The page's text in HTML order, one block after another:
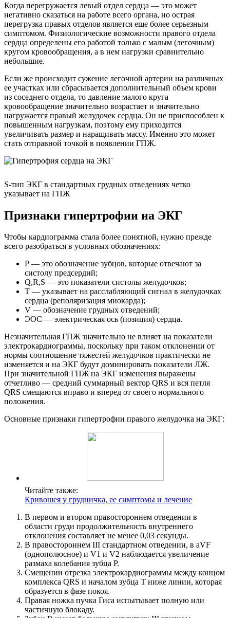
Когда перегружается левый отдел сердца — это может
негативно сказаться на работе всего органа, но острая
перегрузка правых отделов является еще более серьезным
симптомом. Физиологические возможности правого отдела
сердца определены его работой только с малым (легочным)
кругом кровообращения, а в нем нагрузки сравнительно
небольшие.
Если же происходит сужение легочной артерии на различных
ее участках или сбрасывается дополнительный объем крови
из соседнего отдела, то давление малого круга
кровообращение значительно возрастает и значительно
нагружается правый желудочек сердца. Он не приспособлен к
повышенным нагрузкам, поэтому ему приходится
увеличивать размер и наращивать массу. Именно это может
стать отправной точкой в появлении ГПЖ.
S-тип ЭКГ в стандартных грудных отведениях четко
указывает на ГПЖ
Признаки гипертрофии на ЭКГ
Чтобы кардиограмма стала более понятной, нужно прежде
всего разобраться в условных обозначениях:
Р — это обозначение зубцов, которые отвечают за
систолу предсердий;
Q,R,S — это показатели систолы желудочков;
Т — указывает на расслабляющий сигнал в желудочках
сердца (реполяризация миокарда);
V — обозначение грудных отведений;
ЭОС — электрическая ось (позиция) сердца.
Незначительная ГПЖ значительно не влияет на показатели
электрокардиограммы, поскольку при таком отклонении от
нормы соотношение тяжестей желудочков практически не
изменяется и на ЭКГ будут доминировать показатели ЛЖ.
При значительной ГПЖ на ЭКГ изменения выражены
отчетливо — средний суммарный вектор QRS и вся петля
QRS смещаются вправо и вперед от своего нормального
положения.
Основные признаки гипертрофии правого желудочка на ЭКГ:
Читайте также:
Кривошея у грудничка, ее симптомы и лечение
В первом и втором правостороннем отведении в
области груди продолжительность внутреннего
отклонения составляет не менее 0,03 секунды.
В правостороннем III стандартном отведении, в aVF
(однополюсное) и V1 и V2 наблюдается увеличение
размаха колебания зубца Р.
Смещении отрезка электрокардиограммы между концом
комплекса QRS и началом зубца Т ниже линии, которая
образуется в фазе покоя.
Правая ножка пучка Гиса испытывает полную или
частичную блокаду.